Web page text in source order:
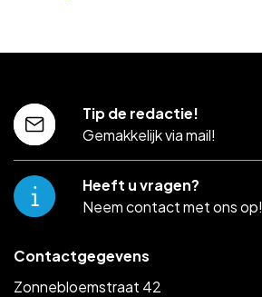
Contactgegevens
Zonnebloemstraat 42
Tip de redactie!
Gemakkelijk via mail!
Heeft u vragen?
Neem contact met ons op!